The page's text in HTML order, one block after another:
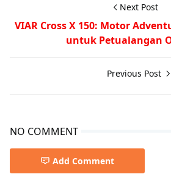
Next Post
VIAR Cross X 150: Motor
untuk Petualangan
Previous Post
NO COMMENT
Add Comment